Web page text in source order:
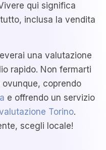
qui significa
inclusa la vendita
una valutazione
rapido. Non fermarti
coprendo
e offrendo un servizio
Torino.
scegli locale!